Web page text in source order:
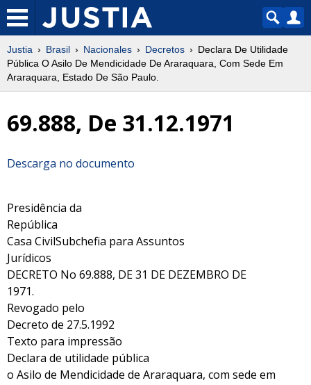
Justia Brasil Nacionales Decretos
Declara De Utilidade
Pública O Asilo De Mendicidade De Araraquara, Com Sede Em
Araraquara, Estado De São Paulo.
69.888, De 31.12.1971
Descarga no documento
Presidência da
República
Casa CivilSubchefia para Assuntos
Jurídicos
DECRETO No 69.888, DE 31 DE DEZEMBRO DE
1971.
Revogado pelo
Decreto de 27.5.1992
Texto para impressão
Declara de utilidade pública
o Asilo de Mendicidade de Araraquara, com sede em